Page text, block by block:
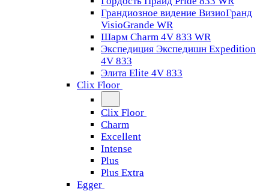
Грандиозное видение ВизиоГранд
VisioGrande WR
Шарм Charm 4V 833 WR
Экспедиция Экспедишн Expedition
4V 833
Элита Elite 4V 833
Clix Floor
Clix Floor
Charm
Excellent
Intense
Plus
Plus Extra
Egger